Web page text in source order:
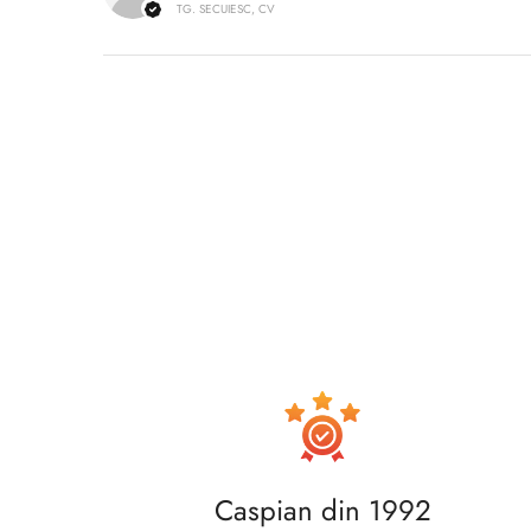
TG. SECUIESC, CV
Caspian din 1992